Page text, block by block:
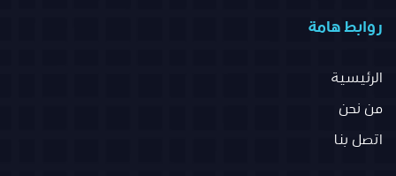
روابط هامة
الرئيسية
من نحن
اتصل بنا